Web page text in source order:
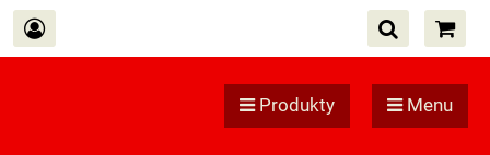
Produkty Menu